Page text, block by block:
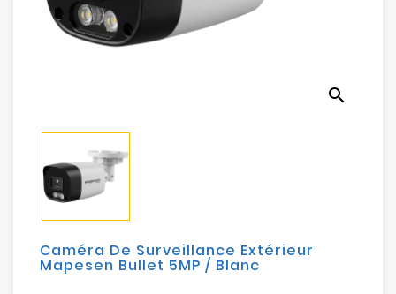
Bureautique
Mobilités
Loisirs
search
Caméra De Surveillance Extérieur
Mapesen Bullet 5MP / Blanc